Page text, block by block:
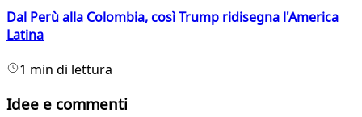
Dal Perù alla Colombia, così Trump ridisegna l'America
Latina
1 min di lettura
Idee e commenti